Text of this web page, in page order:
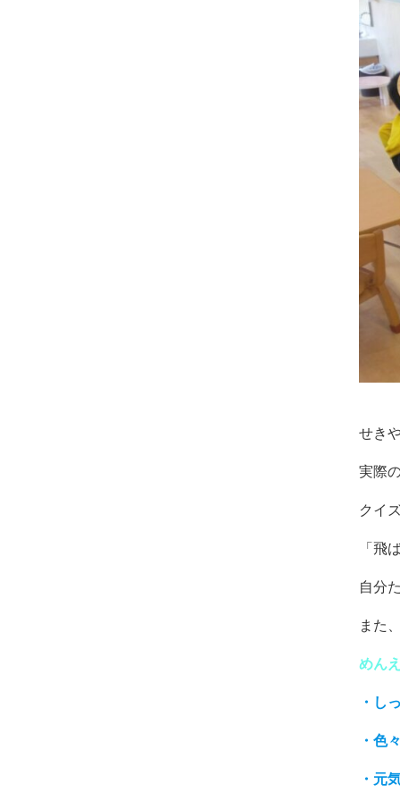
せき
実際
クイ
「飛
自分
また
めん
・し
・色
・元